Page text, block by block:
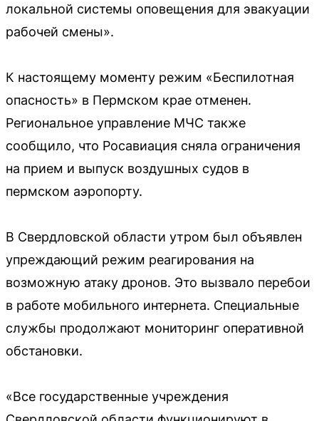
локальной системы оповещения для эвакуации
рабочей смены».
К настоящему моменту режим «Беспилотная
опасность» в Пермском крае отменен.
Региональное управление МЧС также
сообщило, что Росавиация сняла ограничения
на прием и выпуск воздушных судов в
пермском аэропорту.
В Свердловской области утром был объявлен
упреждающий режим реагирования на
возможную атаку дронов. Это вызвало перебои
в работе мобильного интернета. Специальные
службы продолжают мониторинг оперативной
обстановки.
«Все государственные учреждения